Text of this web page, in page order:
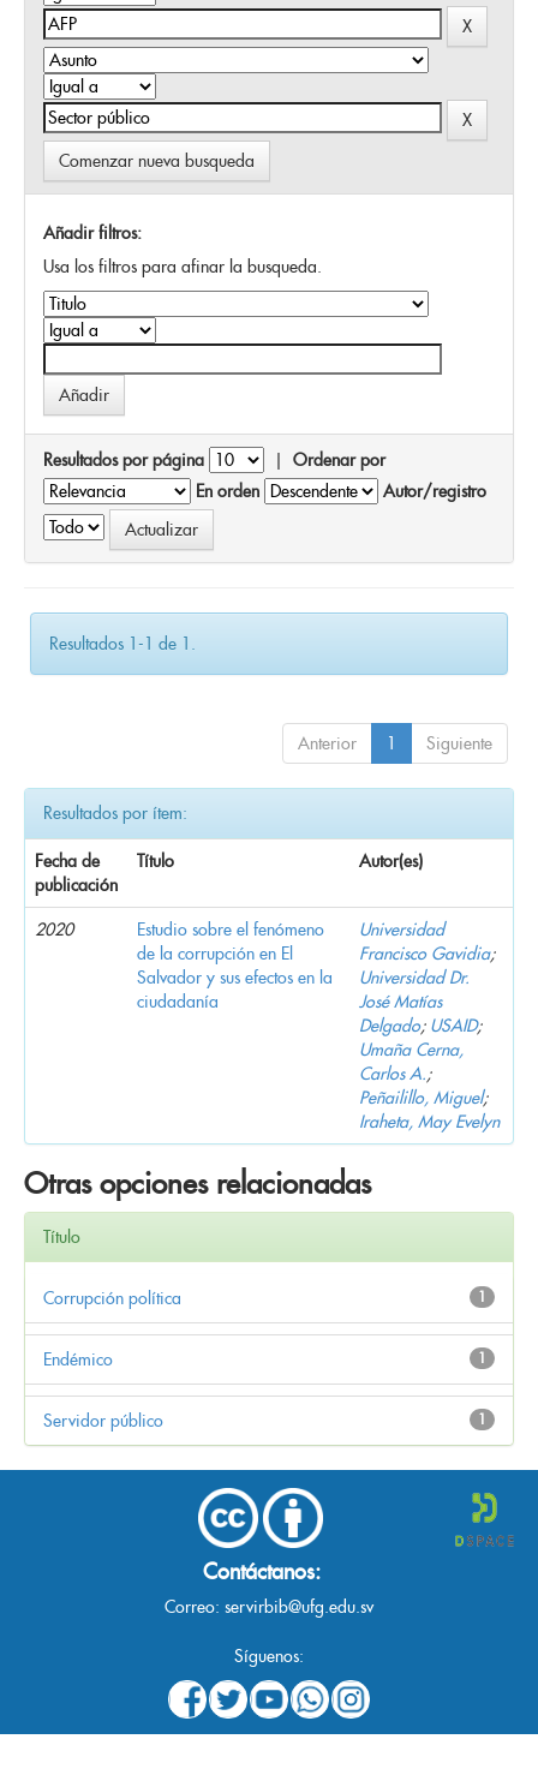
Comenzar nueva busqueda
Añadir filtros:
Usa los filtros para afinar la busqueda.
Resultados por página | Ordenar por
En orden
Autor/registro
Resultados 1-1 de 1.
Anterior 1 Siguiente
Resultados por ítem:
Fecha de
publicación
Título Autor(es)
2020
Estudio sobre el fenómeno
de la corrupción en El
Salvador y sus efectos en la
ciudadanía
Universidad
Francisco Gavidia;
Universidad Dr.
José Matías
Delgado; USAID;
Umaña Cerna,
Carlos A.;
Peñailillo, Miguel;
Iraheta, May Evelyn
Otras opciones relacionadas
Título
1
Corrupción política
1
Endémico
1
Servidor público
Contáctanos:
Correo: servirbib@ufg.edu.sv
Síguenos: